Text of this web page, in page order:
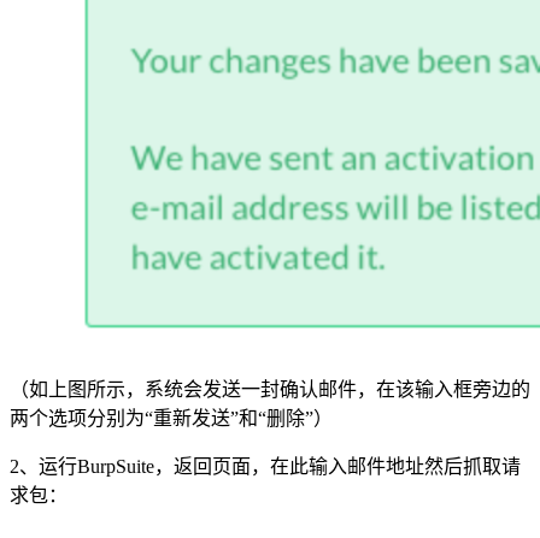
（如上图所示，系统会发送一封确认邮件，在该输入框旁边的
两个选项分别为“重新发送”和“删除”）
2、运行BurpSuite，返回页面，在此输入邮件地址然后抓取请
求包：